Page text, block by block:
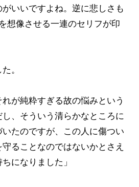
いいですよね。逆に悲しさも
想像させる一連のセリフが印
。
が純粋すぎる故の悩みという
、そういう清らかなところに
たのですが、この人に傷つい
ることなのではないかとさえ
になりました」